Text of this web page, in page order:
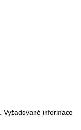
Vyžadované informace